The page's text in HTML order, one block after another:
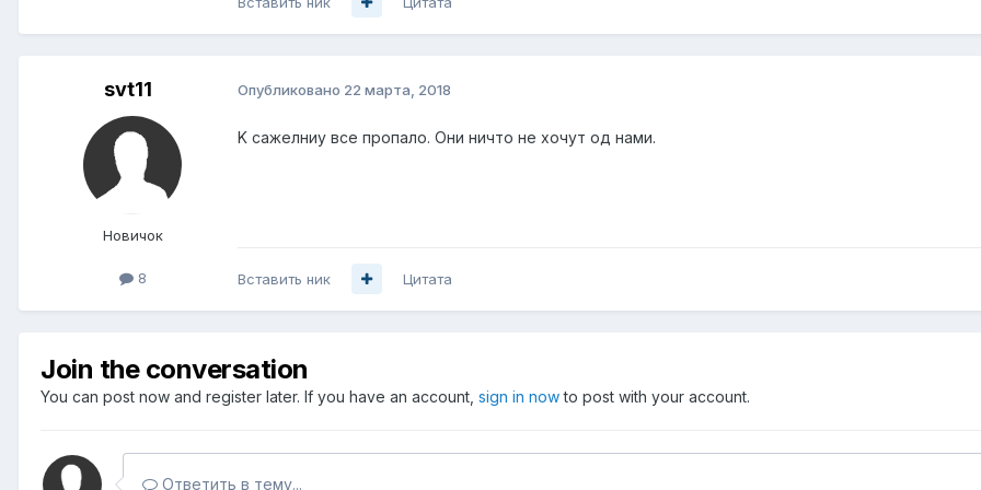
svt11
Новичок
8
Опубликовано 22 марта, 2018
K сажелниу все пропало. Они ничто не хочут од нами.
Вставить ник Цитата
Join the conversation
You can post now and register later. If you have an account, sign in nowto post with your account.
Ответить в тему...